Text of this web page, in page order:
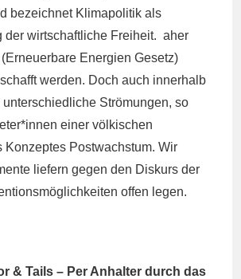
bezeichnet Klimapolitik als
der wirtschaftliche Freiheit. aher
Energien Gesetz)
werden. Doch auch innerhalb
unterschiedliche Strömungen, so
einer völkischen
Konzeptes Postwachstum. Wir
liefern gegen den Diskurs der
offen legen.
& Tails – Per Anhalter durch das